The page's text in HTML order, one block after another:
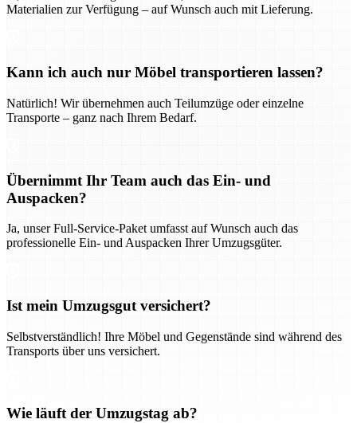
Materialien zur Verfügung – auf Wunsch auch mit Lieferung.
Kann ich auch nur Möbel transportieren lassen?
Natürlich! Wir übernehmen auch Teilumzüge oder einzelne
Transporte – ganz nach Ihrem Bedarf.
Übernimmt Ihr Team auch das Ein- und
Auspacken?
Ja, unser Full-Service-Paket umfasst auf Wunsch auch das
professionelle Ein- und Auspacken Ihrer Umzugsgüter.
Ist mein Umzugsgut versichert?
Selbstverständlich! Ihre Möbel und Gegenstände sind während des
Transports über uns versichert.
Wie läuft der Umzugstag ab?